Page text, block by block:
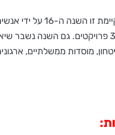
מוסדות ממשלתיים,